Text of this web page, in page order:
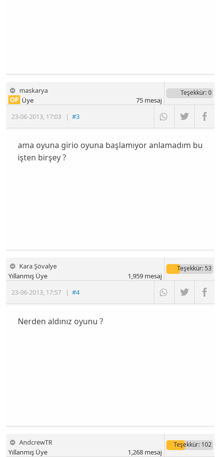
maskarya
23-06-2013 17:03 |#3
OP Üye
Teşekkür: 0
75mesaj
ama oyuna girio oyuna başlamıyor anlamadım bu
işten birşey ?
Kara Şövalye
23-06-2013, 17:57 |#4
Yıllanmış Üye
Teşekkür: 53
1,959mesaj
Nerden aldınız oyunu ?
AndcrewTR
Yıllanmış Üye
Teşekkür: 102
1,268mesaj